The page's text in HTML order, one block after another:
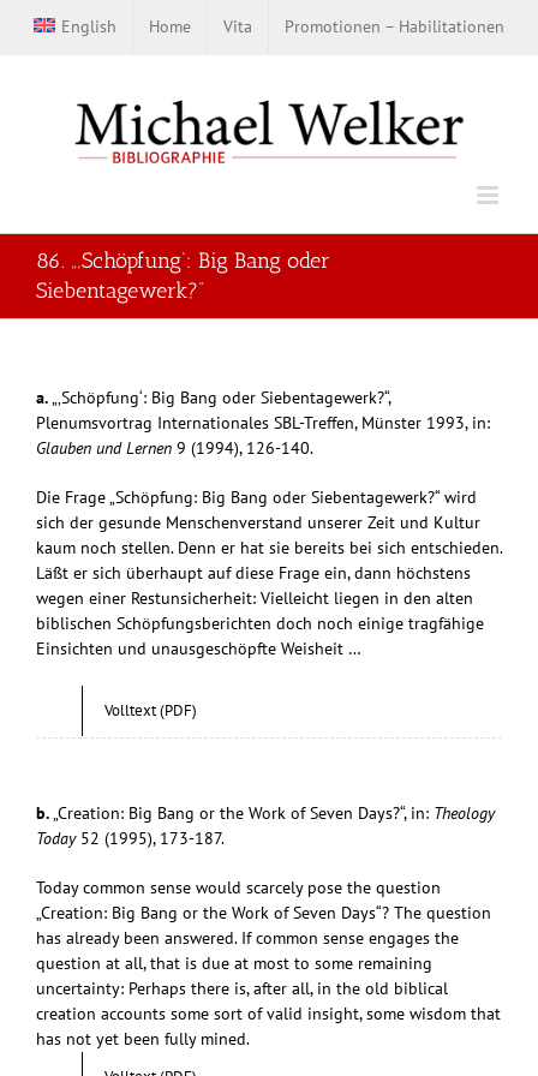
Inhalt
English Home Vita Promotionen – Habilitationen
86. „‚Schöpfung‘: Big Bang oder
Siebentagewerk?“
a.„‚Schöpfung‘: Big Bang oder Siebentagewerk?“,
Plenumsvortrag Internationales SBL-Treffen, Münster 1993, in:
Glauben und Lernen 9 (1994), 126-140.
Die Frage „Schöpfung: Big Bang oder Siebentagewerk?“ wird
sich der gesunde Menschenverstand unserer Zeit und Kultur
kaum noch stellen. Denn er hat sie bereits bei sich entschieden.
Läßt er sich überhaupt auf diese Frage ein, dann höchstens
wegen einer Restunsicherheit: Vielleicht liegen in den alten
biblischen Schöpfungsberichten doch noch einige tragfähige
Einsichten und unausgeschöpfte Weisheit …
Volltext (PDF)
b.„Creation: Big Bang or the Work of Seven Days?“, in: Theology
Today52 (1995), 173-187.
Today common sense would scarcely pose the question
„Creation: Big Bang or the Work of Seven Days“? The question
has already been answered. If common sense engages the
question at all, that is due at most to some remaining
uncertainty: Perhaps there is, after all, in the old biblical
creation accounts some sort of valid insight, some wisdom that
has not yet been fully mined.